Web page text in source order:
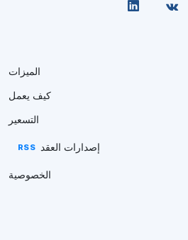
الميزات
كيف يعمل
التسعير
إصدارات العقد RSS
الخصوصية